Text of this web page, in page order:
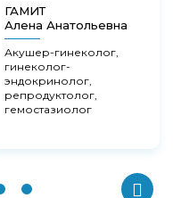
ГАМИТ
Алена Анатольевна
Акушер-гинеколог,
гинеколог-
эндокринолог,
репродуктолог,
гемостазиолог